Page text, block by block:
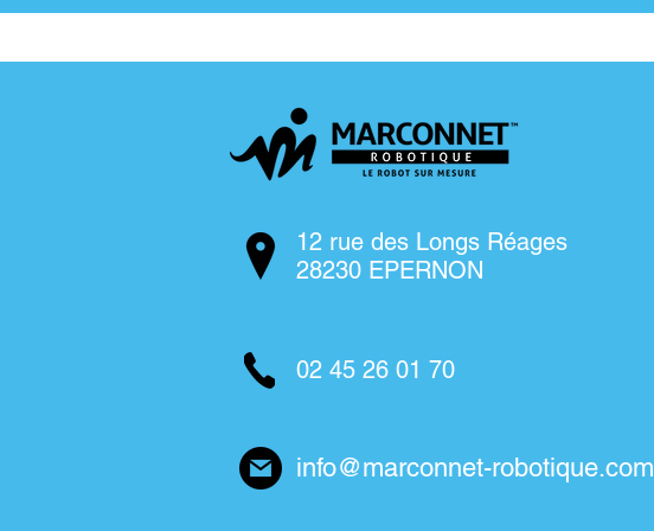
12 rue des Longs Réages
28230 EPERNON
02 45 26 01 70
info@marconnet-robotique.com